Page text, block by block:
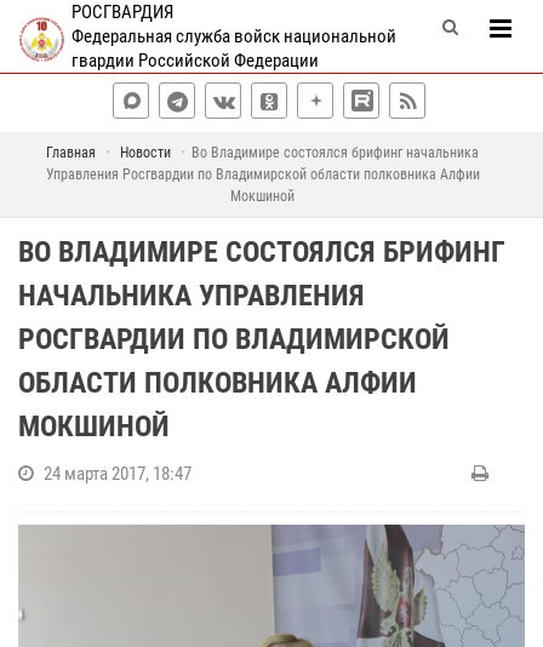
РОСГВАРДИЯ
Федеральная служба войск национальной
гвардии Российской Федерации
Главная Новости
Во Владимире состоялся брифинг начальника
Управления Росгвардии по Владимирской области полковника Алфии
Мокшиной
ВО ВЛАДИМИРЕ СОСТОЯЛСЯ БРИФИНГ
НАЧАЛЬНИКА УПРАВЛЕНИЯ
РОСГВАРДИИ ПО ВЛАДИМИРСКОЙ
ОБЛАСТИ ПОЛКОВНИКА АЛФИИ
МОКШИНОЙ
24 марта 2017, 18:47